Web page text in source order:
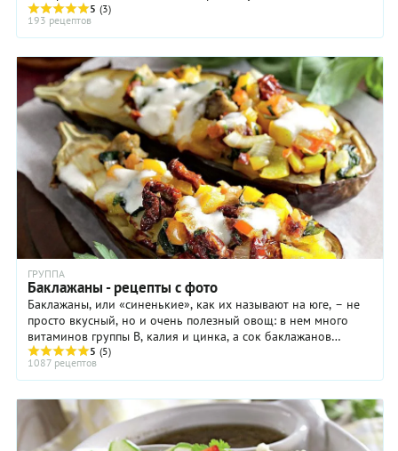
запекания баклажаны накалывают вилкой и смазывают ...
5 (3)
193 рецептов
ГРУППА
Баклажаны - рецепты с фото
Баклажаны, или «синенькие», как их называют на юге, – не
просто вкусный, но и очень полезный овощ: в нем много
витаминов группы В, калия и цинка, а сок баклажанов
обладает бактерицидными свойствами ...
5 (5)
1087 рецептов